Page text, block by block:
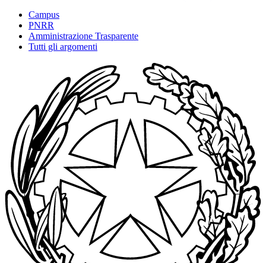
Campus
PNRR
Amministrazione Trasparente
Tutti gli argomenti